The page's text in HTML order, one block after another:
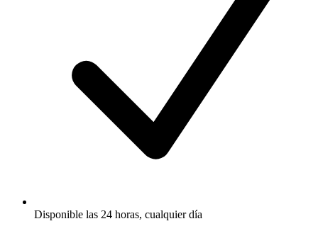
Disponible las 24 horas, cualquier día